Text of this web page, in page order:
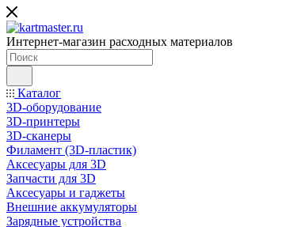
Интернет-магазин расходных материалов
Каталог
3D-оборудование
3D-принтеры
3D-сканеры
Филамент (3D-пластик)
Аксесуары для 3D
Запчасти для 3D
Аксесуары и гаджеты
Внешние аккумуляторы
Зарядные устройства